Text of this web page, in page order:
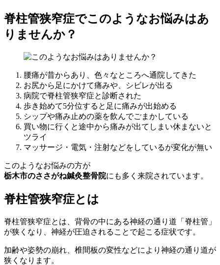
脊柱管狭窄症でこのようなお悩みはあ
りませんか？
腰痛が昔からあり、色々なところへ通院してきた
お尻から足にかけて痛みや、シビレが出る
病院で脊柱管狭窄症と診断された
歩き始めて5分位すると足に痛みが出始める
シップや痛み止めの薬を飲んでごまかしている
買い物に行くと途中から痛みが出てしまい休まないと
ツライ
マッサージ・電気・注射などをしているが変化が無い
このようなお悩みの方が
栃木市のささがね鍼灸整骨院にも多く来院されています。
脊柱管狭窄症とは
脊柱管狭窄症とは、背骨の中にある神経の通り道「脊柱管」
が狭くなり、神経が圧迫されることで起こる症状です。
加齢や姿勢の崩れ、椎間板の変性などにより神経の通り道が
狭くなります。